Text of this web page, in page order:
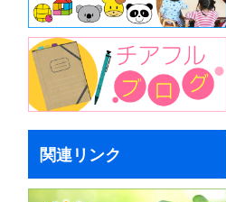
関連リンク